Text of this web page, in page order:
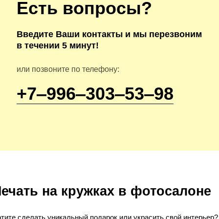
Есть вопросы?
Введите Ваши контакты и мы перезвоним
в течении 5 минут!
или позвоните по телефону:
+7‒996‒303‒53‒98
на кружках в фотосалоне
сделать уникальный подарок или украсить свой